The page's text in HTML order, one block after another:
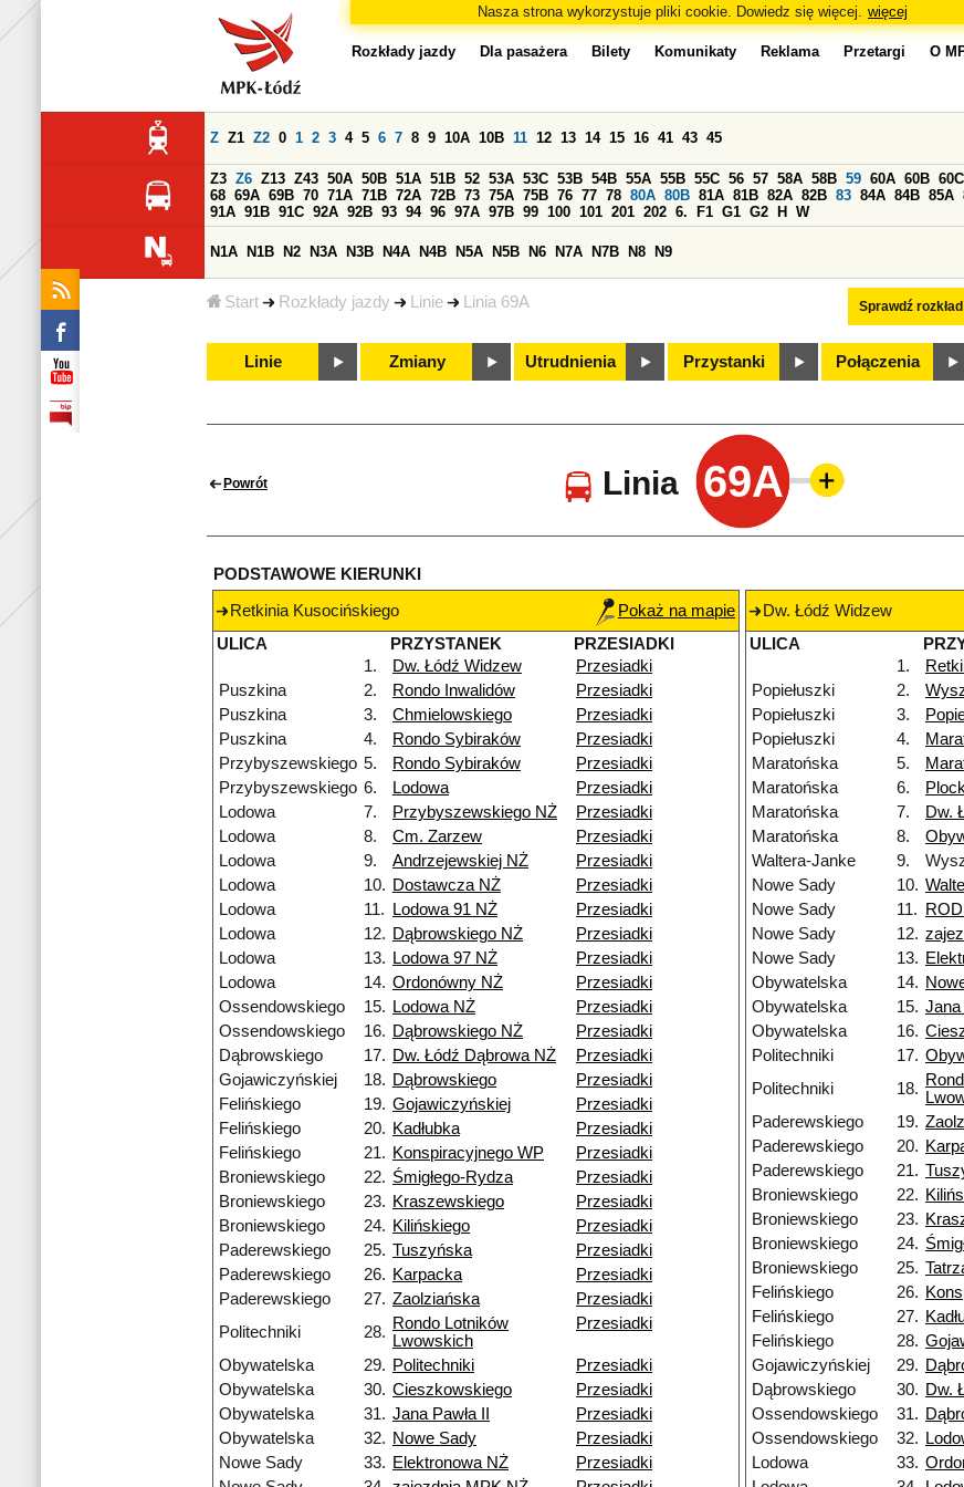
Nasza strona wykorzystuje pliki cookie. Dowiedz się więcej. więcej
Start Rozkłady jazdy Linie Linia 69A
Rozkłady jazdy Dla pasażera Bilety Komunikaty Reklama Przetargi O
Sprawdź
Z Z1 Z2 0 1 2 3 4 5 6 7 8 9 10A 10B 11 12 13 14 15 16 41 43 45
Z3 Z6 Z13 Z43 50A 50B 51A 51B 52 53A 53C 53B 54B 55A 55B 55C 56 57 58A 58B 59 60A 60B 60C
68 69A 69B 70 71A 71B 72A 72B 73 75A 75B 76 77 78 80A 80B 81A 81B 82A 82B 83 84A 84B 85A
91A 91B 91C 92A 92B 93 94 96 97A 97B 99 100 101 201 202 6. F1 G1 G2 H W
N1A N1B N2 N3A N3B N4A N4B N5A N5B N6 N7A N7B N8 N9
Linie Zmiany Utrudnienia Przystanki Połączenia
Powrót Linia 69A
PODSTAWOWE KIERUNKI
Retkinia Kusocińskiego
Pokaż na mapie
ULICA
PRZYSTANEK
PRZESIADKI
1.
Dw. Łódź Widzew
Przesiadki
Puszkina
2. Rondo Inwalidów
Przesiadki
Puszkina
3. Chmielowskiego
Przesiadki
Puszkina
4. Rondo Sybiraków
Przesiadki
Przybyszewskiego 5. Rondo Sybiraków
Przesiadki
Przybyszewskiego 6. Lodowa
Przesiadki
Lodowa
7. Przybyszewskiego NŻ
Przesiadki
Lodowa
8. Cm. Zarzew
Przesiadki
Lodowa
9. Andrzejewskiej NŻ
Przesiadki
Lodowa
10. Dostawcza NŻ
Przesiadki
Lodowa
11. Lodowa 91 NŻ
Przesiadki
Lodowa
12. Dąbrowskiego NŻ
Przesiadki
Lodowa
13. Lodowa 97 NŻ
Przesiadki
Lodowa
14. Ordonówny NŻ
Przesiadki
Ossendowskiego
15. Lodowa NŻ
Przesiadki
Ossendowskiego
16. Dąbrowskiego NŻ
Przesiadki
Dąbrowskiego
17. Dw. Łódź Dąbrowa NŻ
Przesiadki
Gojawiczyńskiej
18. Dąbrowskiego
Przesiadki
Felińskiego
19. Gojawiczyńskiej
Przesiadki
Felińskiego
20. Kadłubka
Przesiadki
Felińskiego
21. Konspiracyjnego WP
Przesiadki
Broniewskiego
22. Śmigłego-Rydza
Przesiadki
Broniewskiego
23. Kraszewskiego
Przesiadki
Broniewskiego
24. Kilińskiego
Przesiadki
Paderewskiego
25. Tuszyńska
Przesiadki
Paderewskiego
26. Karpacka
Przesiadki
Paderewskiego
27. Zaolziańska
Przesiadki
Politechniki
28. Rondo Lotników
Lwowskich
Przesiadki
Obywatelska 29. Politechniki
Przesiadki
Obywatelska
30. Cieszkowskiego
Przesiadki
Obywatelska
31. Jana Pawła II
Przesiadki
Obywatelska
32. Nowe Sady
Przesiadki
Nowe Sady
33. Elektronowa NŻ
Przesiadki
Dw. Łódź Widzew
ULICA
1.
Popiełuszki
2.
Popiełuszki
3.
Popiełuszki
4.
Maratońska
5.
Maratońska
6.
Maratońska
7. Dw.
Maratońska
8.
Waltera-Janke
9.
Nowe Sady
10.
Nowe Sady
11.
Nowe Sady
12.
Nowe Sady
13.
Obywatelska
14.
Obywatelska
15. Jana
Obywatelska
16.
Politechniki
17.
Politechniki
18.
Paderewskiego 19.
Paderewskiego
20.
Paderewskiego
21.
Broniewskiego
22.
Broniewskiego
23.
Broniewskiego
24.
Broniewskiego
25.
Felińskiego
26.
Felińskiego
27.
Felińskiego
28.
Gojawiczyńskiej
29.
Dąbrowskiego
30. Dw.
Ossendowskiego
31.
Ossendowskiego
32.
Lodowa
33.